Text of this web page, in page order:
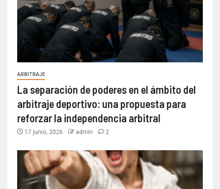
ARBITRAJE
La separación de poderes en el ámbito del
arbitraje deportivo: una propuesta para
reforzar la independencia arbitral
17 junio, 2026 admin 2